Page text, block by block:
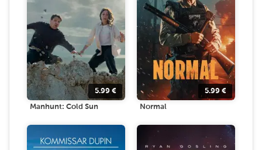
5.99 €
Manhunt: Cold Sun
5.99 €
Normal